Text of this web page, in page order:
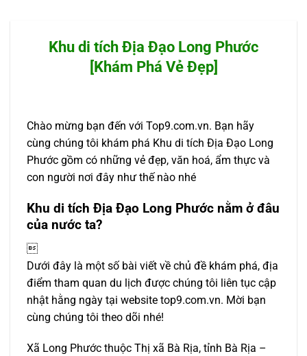
Khu di tích Địa Đạo Long Phước
[Khám Phá Vẻ Đẹp]
Chào mừng bạn đến với Top9.com.vn. Bạn hãy
cùng chúng tôi khám phá Khu di tích Địa Đạo Long
Phước gồm có những vẻ đẹp, văn hoá, ẩm thực và
con người nơi đây như thế nào nhé
Khu di tích Địa Đạo Long Phước nằm ở đâu
của nước ta?

Dưới đây là một số bài viết về chủ đề khám phá, địa
điểm tham quan du lịch được chúng tôi liên tục cập
nhật hằng ngày tại website top9.com.vn. Mời bạn
cùng chúng tôi theo dõi nhé!
Xã Long Phước thuộc Thị xã Bà Rịa, tỉnh Bà Rịa –